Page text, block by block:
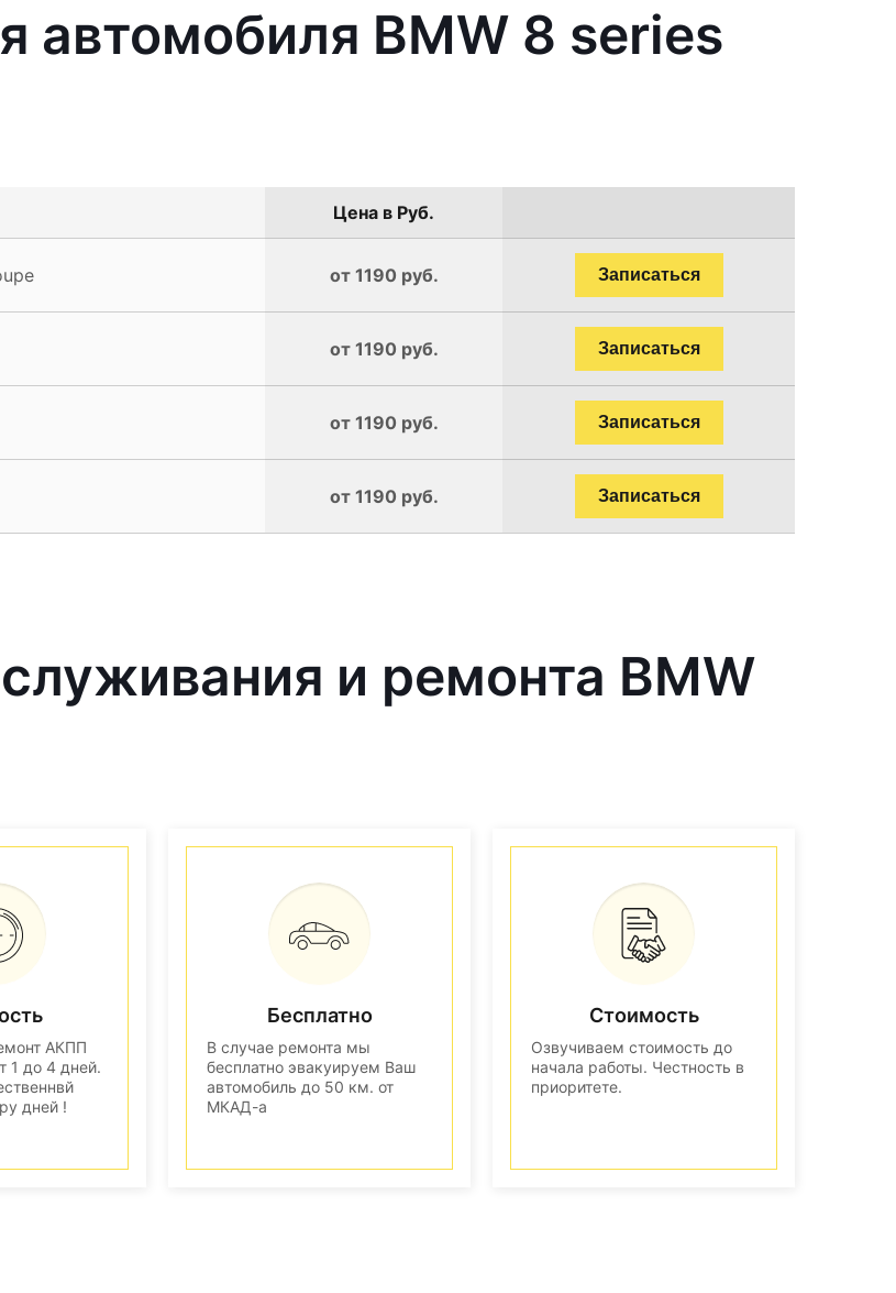
автомобиля BMW 8 series
Цена в Руб.
от 1190 руб. Записаться
от 1190 руб. Записаться
от 1190 руб. Записаться
от 1190 руб. Записаться
и ремонта BMW
АКПП
1 до 4 дней.
дней !
Бесплатно
В случае ремонта мы
бесплатно эвакуируем Ваш
автомобиль до 50 км. от
МКАД-а
Стоимость
Озвучиваем стоимость до
начала работы. Честность в
приоритете.